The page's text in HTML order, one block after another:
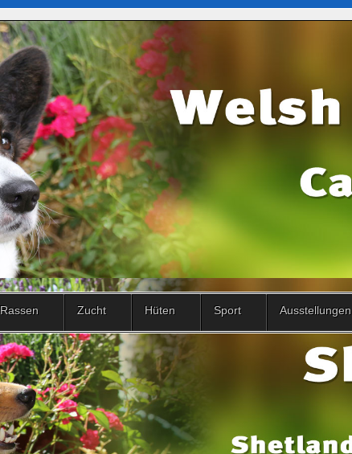
Rassen Zucht Hüten Sport Ausstellungen